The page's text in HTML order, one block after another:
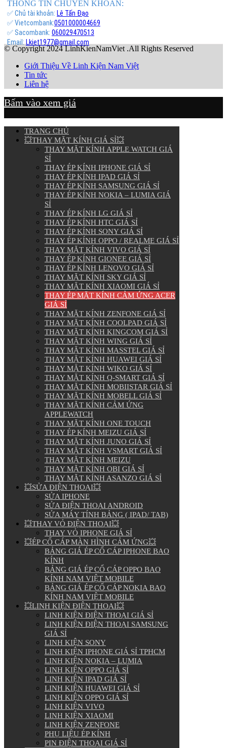
THÔNG TIN CHUYỂN KHOẢN:
✅ Chủ tài khoản: Lê Tấn Đạo
✅ Vietcombank:0501000004669
✅ Sacombank: 060029470513
Email: Lkiet1977@gmail.com
© Copyright 2024 LinhKienNamViet .All Rights Reserved
Giới Thiệu Về Linh Kiện Nam Việt
Tin tức
Liên hệ
Bấm vào xem giá
TRANG CHỦ
💥THAY MẶT KÍNH GIÁ SỈ💥
THAY MẶT KÍNH APPLE WATCH GIÁ
SỈ
THAY ÉP KÍNH IPHONE GIÁ SỈ
THAY ÉP KÍNH IPAD GIÁ SỈ
THAY ÉP KÍNH SAMSUNG GIÁ SỈ
THAY ÉP KÍNH NOKIA – LUMIA GIÁ
SỈ
THAY ÉP KÍNH LG GIÁ SỈ
THAY ÉP KÍNH HTC GIÁ SỈ
THAY ÉP KÍNH SONY GIÁ SỈ
THAY ÉP KÍNH OPPO / REALME GIÁ SỈ
THAY MẶT KÍNH VIVO GIÁ SỈ
THAY ÉP KÍNH GIONEE GIÁ SỈ
THAY ÉP KÍNH LENOVO GIÁ SỈ
THAY MẶT KÍNH SKY GIÁ SỈ
THAY MẶT KÍNH XIAOMI GIÁ SỈ
THAY ÉP MẶT KÍNH CẢM ỨNG ACER
GIÁ SỈ
THAY MẶT KÍNH ZENFONE GIÁ SỈ
THAY MẶT KÍNH COOLPAD GIÁ SỈ
THAY MẶT KÍNH KINGCOM GIÁ SỈ
THAY MẶT KÍNH WING GIÁ SỈ
THAY MẶT KÍNH MASSTEL GIÁ SỈ
THAY MẶT KÍNH HUAWEI GIÁ SỈ
THAY MẶT KÍNH WIKO GIÁ SỈ
THAY MẶT KÍNH Q-SMART GIÁ SỈ
THAY MẶT KÍNH MOBIISTAR GIÁ SỈ
THAY MẶT KÍNH MOBELL GIÁ SỈ
THAY MẶT KÍNH CẢM ỨNG
APPLEWATCH
THAY MẶT KÍNH ONE TOUCH
THAY ÉP KÍNH MEIZU GIÁ SỈ
THAY MẶT KÍNH JUNO GIÁ SỈ
THAY MẶT KÍNH VSMART GIÁ SỈ
THAY MẶT KÍNH MEIZU
THAY MẶT KÍNH OBI GIÁ SỈ
THAY MẶT KÍNH ASANZO GIÁ SỈ
💥SỬA ĐIỆN THOẠI💥
SỬA IPHONE
SỬA ĐIỆN THOẠI ANDROID
SỬA MÁY TÍNH BẢNG ( IPAD/ TAB)
💥THAY VỎ ĐIỆN THOẠI💥
THAY VỎ IPHONE GIÁ SỈ
💥ÉP CỔ CÁP MÀN HÌNH CẢM ỨNG💥
BẢNG GIÁ ÉP CỔ CÁP IPHONE BAO
KÍNH
BẢNG GIÁ ÉP CỔ CÁP OPPO BAO
KÍNH NAM VIỆT MOBILE
BẢNG GIÁ ÉP CỔ CÁP NOKIA BAO
KÍNH NAM VIỆT MOBILE
💥LINH KIỆN ĐIỆN THOẠI💥
LINH KIỆN ĐIỆN THOẠI GIÁ SỈ
LINH KIỆN ĐIỆN THOẠI SAMSUNG
GIÁ SỈ
LINH KIỆN SONY
LINH KIỆN IPHONE GIÁ SỈ TPHCM
LINH KIỆN NOKIA – LUMIA
LINH KIỆN OPPO GIÁ SỈ
LINH KIỆN IPAD GIÁ SỈ
LINH KIỆN HUAWEI GIÁ SỈ
LINH KIỆN OPPO GIÁ SỈ
LINH KIỆN VIVO
LINH KIỆN XIAOMI
LINH KIỆN ZENFONE
PHỤ LIỆU ÉP KÍNH
PIN ĐIỆN THOẠI GIÁ SỈ